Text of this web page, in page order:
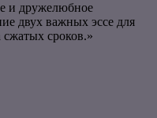
и дружелюбное
двух важных эссе для
сжатых сроков.»